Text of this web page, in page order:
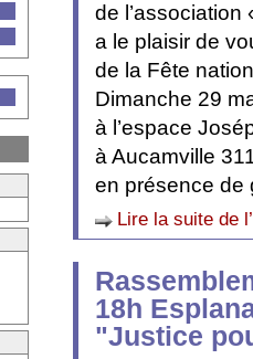
de l’association
a le plaisir de
de la Fête
Dimanche 29
à l’espace
à Aucamville
en présence de
Lire la suite de
18h
"Justice